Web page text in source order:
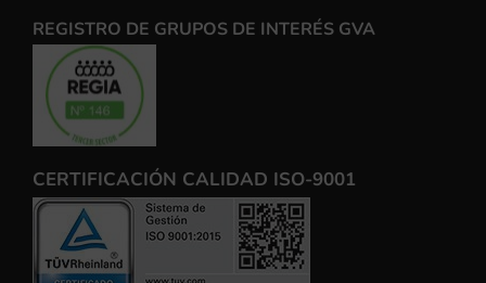
REGISTRO DE GRUPOS DE INTERÉS GVA
CERTIFICACIÓN CALIDAD ISO-9001